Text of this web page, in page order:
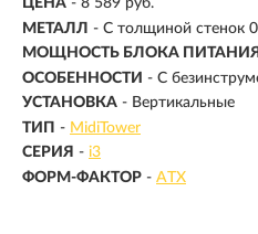
ЦЕНА - 8 589 руб.
МЕТАЛЛ - С толщиной стенок
МОЩНОСТЬ БЛОКА
ОСОБЕННОСТИ - С
УСТАНОВКА - Вертикальные
ТИП - MidiTower
СЕРИЯ - i3
ФОРМ-ФАКТОР - ATX